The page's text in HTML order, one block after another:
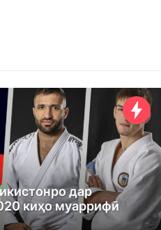
дар
киҳо муаррифӣ